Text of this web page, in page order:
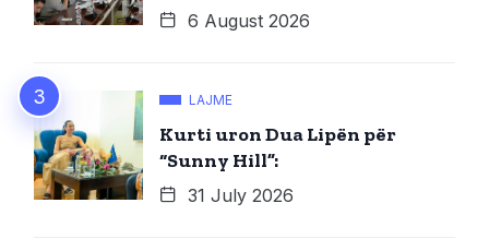
6 August 2026
LAJME
Kurti uron Dua Lipën për
“Sunny Hill”:
31 July 2026